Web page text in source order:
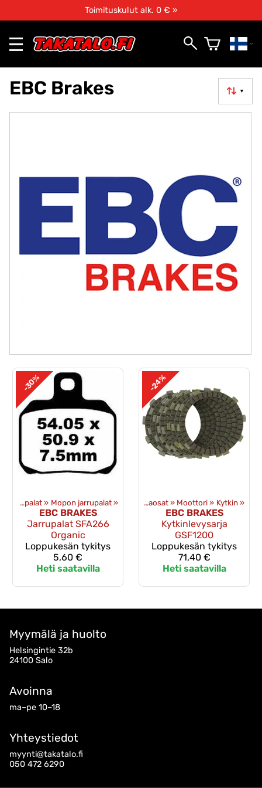
Toimituskulut alk. 0 € »
▼
EBC Brakes
-30%
Jarrupalat ‪» Mopon jarrupalat ‪»
EBC BRAKES
Jarrupalat SFA266
Organic
Loppukesän tykitys
5,60 €
Heti saatavilla
-24%
Tuotteet Varaosat ‪» Moottori ‪» Kytkin ‪»
EBC BRAKES
Kytkinlevysarja
GSF1200
Loppukesän tykitys
71,40 €
Heti saatavilla
Myymälä ja huolto
Helsingintie 32b
24100 Salo
Avoinna
ma–pe 10–18
Yhteystiedot
myynti@takatalo.fi
050 472 6290